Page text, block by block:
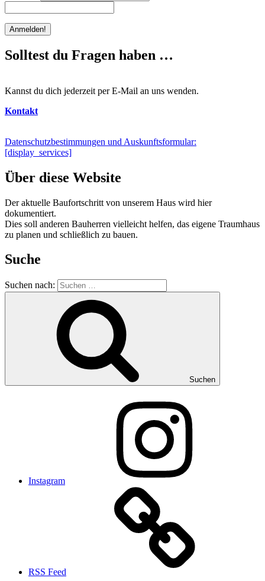
Solltest du Fragen haben …
Kannst du dich jederzeit per E-Mail an uns wenden.
Kontakt
Datenschutzbestimmungen und Auskunftsformular:
[display_services]
Über diese Website
Der aktuelle Baufortschritt von unserem Haus wird hier
dokumentiert.
Dies soll anderen Bauherren vielleicht helfen, das eigene Traumhaus
zu planen und schließlich zu bauen.
Suche
Suchen nach:
Suchen
Instagram
RSS Feed